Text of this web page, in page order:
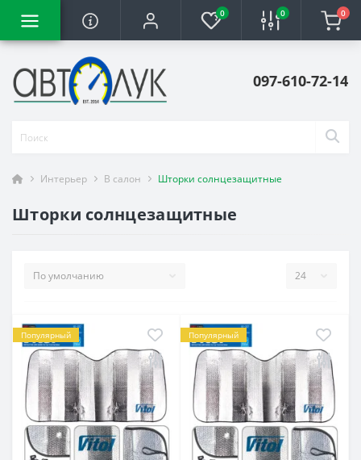
0 0 0
097-610-72-14
Интерьер В салон Шторки солнцезащитные
Шторки солнцезащитные
Популярный Популярный